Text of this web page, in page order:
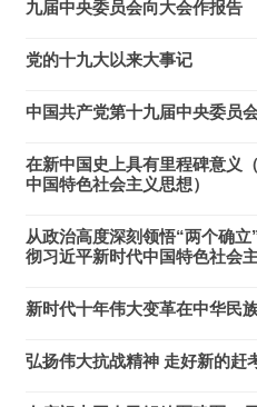
九届中央委员会向大会作报告
党的十九大以来大事记
中国共产党第十九届中央委员
在新中国史上具有里程碑意义
中国特色社会主义思想）
从政治高度深刻领悟“两个确
彻习近平新时代中国特色社会主
新时代十年伟大变革在中华民
弘扬伟大抗战精神 走好新的赶